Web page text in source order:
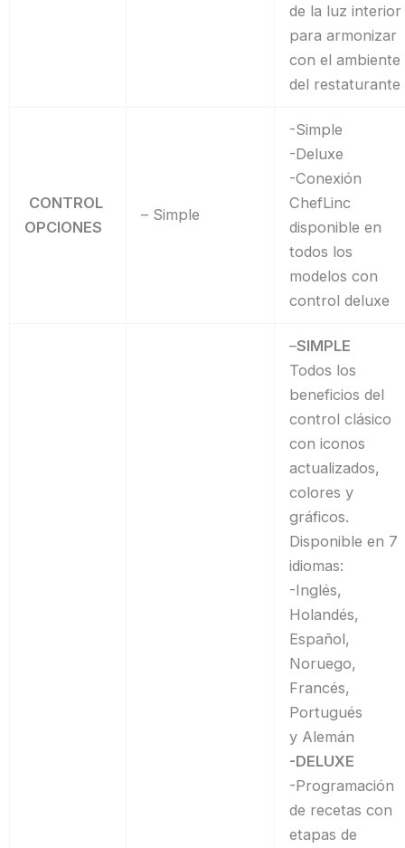
de la luz interior
para armonizar
con el ambiente
del restaturante
CONTROL
OPCIONES
– Simple
-Simple
-Deluxe
-Conexión
ChefLinc
disponible en
todos los
modelos con
control deluxe
–SIMPLE
Todos los
beneficios del
control clásico
con iconos
actualizados,
colores y
gráficos.
Disponible en 7
idiomas:
-Inglés,
Holandés,
Español,
Noruego,
Francés,
Portugués
y Alemán
-DELUXE
-Programación
de recetas con
etapas de